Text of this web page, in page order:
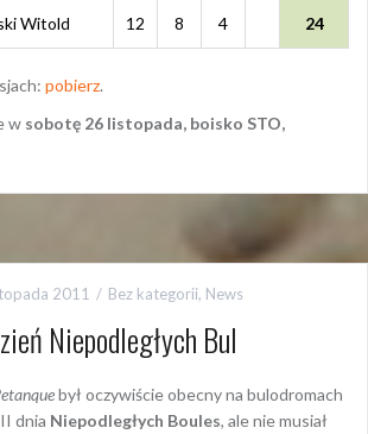
Witold 12 8 4 24
pobierz.
w sobotę 26 listopada, boisko STO,
2011 Bez kategorii, News
Niepodległych Bul
był oczywiście obecny na bulodromach
dnia Niepodległych Boules, ale nie musiał